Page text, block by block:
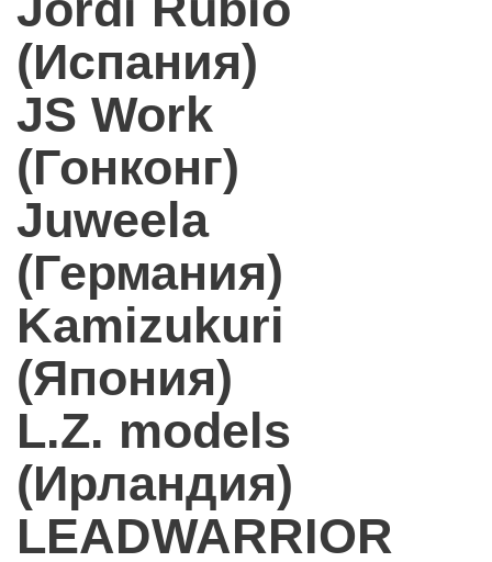
(Испания)
JS Work
(Гонконг)
Juweela
(Германия)
Kamizukuri
(Япония)
L.Z. models
(Ирландия)
LEADWARRIOR